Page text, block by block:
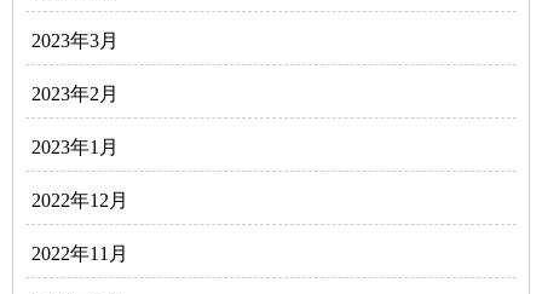
2023年3月
2023年2月
2023年1月
2022年12月
2022年11月